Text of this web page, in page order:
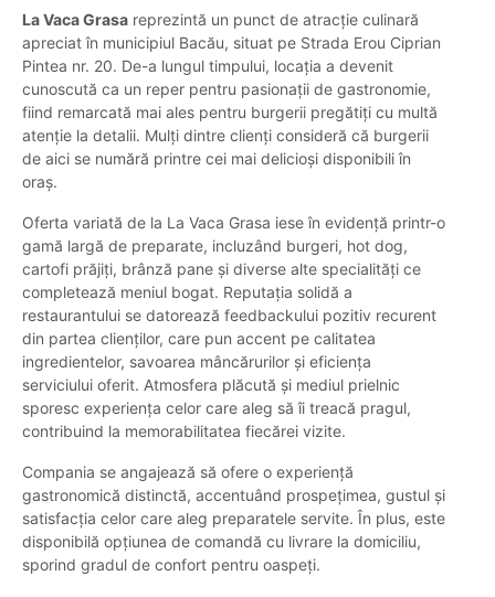
La Vaca Grasa reprezintă un punct de atracție culinară
apreciat în municipiul Bacău, situat pe Strada Erou Ciprian
Pintea nr. 20. De-a lungul timpului, locația a devenit
cunoscută ca un reper pentru pasionații de gastronomie,
fiind remarcată mai ales pentru burgerii pregătiți cu multă
atenție la detalii. Mulți dintre clienți consideră că burgerii
de aici se numără printre cei mai delicioși disponibili în
oraș.
Oferta variată de la La Vaca Grasa iese în evidență printr-o
gamă largă de preparate, incluzând burgeri, hot dog,
cartofi prăjiți, brânză pane și diverse alte specialități ce
completează meniul bogat. Reputația solidă a
restaurantului se datorează feedbackului pozitiv recurent
din partea clienților, care pun accent pe calitatea
ingredientelor, savoarea mâncărurilor și eficiența
serviciului oferit. Atmosfera plăcută și mediul prielnic
sporesc experiența celor care aleg să îi treacă pragul,
contribuind la memorabilitatea fiecărei vizite.
Compania se angajează să ofere o experiență
gastronomică distinctă, accentuând prospețimea, gustul și
satisfacția celor care aleg preparatele servite. În plus, este
disponibilă opțiunea de comandă cu livrare la domiciliu,
sporind gradul de confort pentru oaspeți.